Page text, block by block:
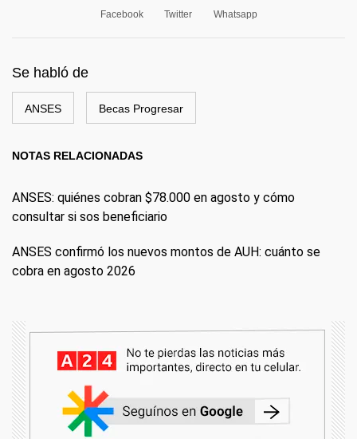
Facebook Twitter Whatsapp
Se habló de
ANSES Becas Progresar
NOTAS RELACIONADAS
ANSES: quiénes cobran $78.000 en agosto y cómo
consultar si sos beneficiario
ANSES confirmó los nuevos montos de AUH: cuánto se
cobra en agosto 2026